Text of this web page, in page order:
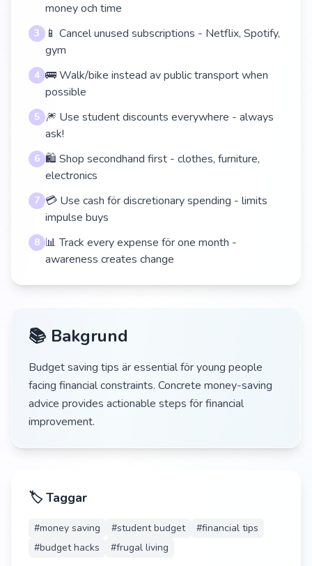
money och time
3
📱 Cancel unused subscriptions - Netflix, Spotify,
gym
4 🚌 Walk/bike instead av public transport when
possible
5 🎆 Use student discounts everywhere - always
ask!
6 🛍️ Shop secondhand first - clothes, furniture,
electronics
7 💳 Use cash för discretionary spending - limits
impulse buys
8 📊 Track every expense för one month -
awareness creates change
📚 Bakgrund
Budget saving tips är essential för young people
facing financial constraints. Concrete money-saving
advice provides actionable steps för financial
improvement.
🏷️ Taggar
#money saving #student budget #financial tips
#budget hacks #frugal living